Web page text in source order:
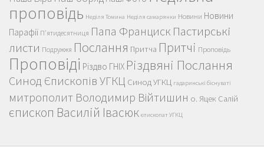
проповідь Неділя Томина Неділя самарянки Новини Новини
Парафії П'ятидесятниця Папа Франциск Пастирські
листи Подружжя Послання Притча Притчі Проповідь
Проповіді Різдво ГНІХ Різдвяні Послання
Синод Єпископів УГКЦ Синод УГКЦ гадаринські біснуваті
митрополит Володимир Війтишин о. Яцек Салій
єпископ Василій Івасюк єпископат УГКЦ